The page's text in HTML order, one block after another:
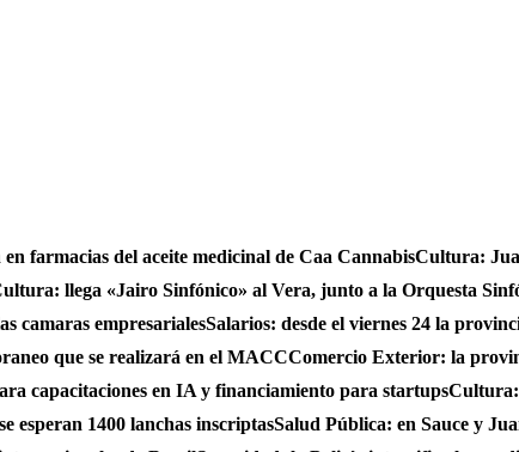
farmacias del aceite medicinal de Caa CannabisCultura:
llega «Jairo Sinfónico» al Vera, junto a la Orquesta
camaras empresarialesSalarios: desde el viernes 24 la
que se realizará en el MACCComercio Exterior: la
capacitaciones en IA y financiamiento para startupsCultura:
esperan 1400 lanchas inscriptasSalud Pública: en Sauce y